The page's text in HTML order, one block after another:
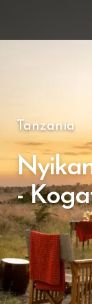
Tanzania
-